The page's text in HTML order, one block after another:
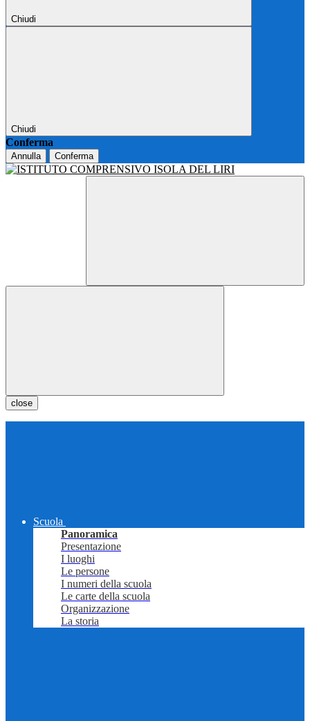
Chiudi
Chiudi
Conferma
Annulla Conferma
close
Scuola
Panoramica
Presentazione
I luoghi
Le persone
I numeri della scuola
Le carte della scuola
Organizzazione
La storia